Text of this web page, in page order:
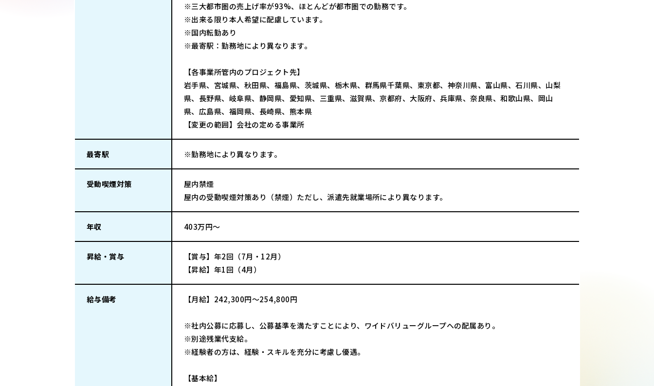
※三大都市圏の売上げ率が93%、ほとんどが都市圏での勤務です。
※出来る限り本人希望に配慮しています。
※国内転勤あり
※最寄駅：勤務地により異なります。
【各事業所管内のプロジェクト先】
岩手県、宮城県、秋田県、福島県、茨城県、栃木県、群馬県千葉県、東京都、神奈川県、富山県、石川県、山梨
県、長野県、岐阜県、静岡県、愛知県、三重県、滋賀県、京都府、大阪府、兵庫県、奈良県、和歌山県、岡山
県、広島県、福岡県、長崎県、熊本県
【変更の範囲】会社の定める事業所
最寄駅 ※勤務地により異なります。
受動喫煙対策
屋内禁煙
屋内の受動喫煙対策あり（禁煙）ただし、派遣先就業場所により異なります。
年収 403万円～
昇給・賞与
【賞与】年2回（7月・12月）
【昇給】年1回（4月）
給与備考 【月給】242,300円～254,800円
※社内公募に応募し、公募基準を満たすことにより、ワイドバリューグループへの配属あり。
※別途残業代支給。
※経験者の方は、経験・スキルを充分に考慮し優遇。
【基本給】